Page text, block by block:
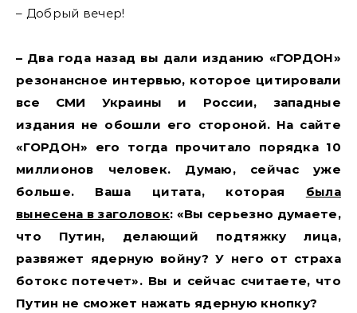
– Добрый вечер!
– Два года назад вы дали изданию «ГОРДОН»
резонансное интервью, которое цитировали
все СМИ Украины и России, западные
издания не обошли его стороной. На сайте
«ГОРДОН» его тогда прочитало порядка 10
миллионов человек. Думаю, сейчас уже
больше. Ваша цитата, которая была
вынесена в заголовок: «Вы серьезно думаете,
что Путин, делающий подтяжку лица,
развяжет ядерную войну? У него от страха
ботокс потечет». Вы и сейчас считаете, что
Путин не сможет нажать ядерную кнопку?